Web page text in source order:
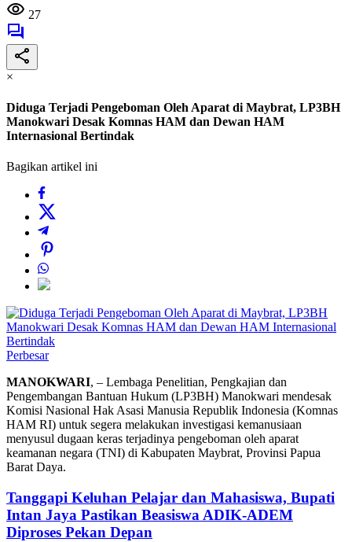
27
×
Diduga Terjadi Pengeboman Oleh Aparat di Maybrat, LP3BH
Manokwari Desak Komnas HAM dan Dewan HAM
Internasional Bertindak
Bagikan artikel ini
Perbesar
MANOKWARI, – Lembaga Penelitian, Pengkajian dan
Pengembangan Bantuan Hukum (LP3BH) Manokwari mendesak
Komisi Nasional Hak Asasi Manusia Republik Indonesia (Komnas
HAM RI) untuk segera melakukan investigasi kemanusiaan
menyusul dugaan keras terjadinya pengeboman oleh aparat
keamanan negara (TNI) di Kabupaten Maybrat, Provinsi Papua
Barat Daya.
Tanggapi Keluhan Pelajar dan Mahasiswa, Bupati
Intan Jaya Pastikan Beasiswa ADIK-ADEM
Diproses Pekan Depan